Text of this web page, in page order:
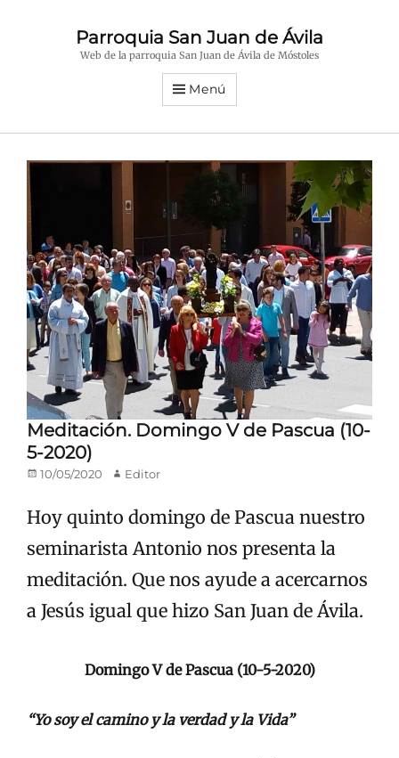
Parroquia San Juan de Ávila
Web de la parroquia San Juan de Ávila de Móstoles
Menú
Meditación. Domingo V de Pascua (10-
5-2020)
Publicado
10/05/2020 Autor
Editor
Hoy quinto domingo de Pascua nuestro
seminarista Antonio nos presenta la
meditación. Que nos ayude a acercarnos
a Jesús igual que hizo San Juan de Ávila.
Domingo V de Pascua (10-5-2020)
“Yo soy el camino y la verdad y la Vida”